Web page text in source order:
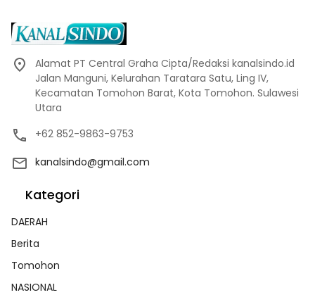
Alamat PT Central Graha Cipta/Redaksi kanalsindo.id
Jalan Manguni, Kelurahan Taratara Satu, Ling IV,
Kecamatan Tomohon Barat, Kota Tomohon. Sulawesi
Utara
+62 852-9863-9753
kanalsindo@gmail.com
Kategori
DAERAH
Berita
Tomohon
NASIONAL